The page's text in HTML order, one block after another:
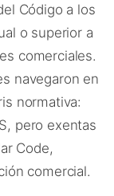
Código a los
o superior a
comerciales.
navegaron en
normativa:
pero exentas
Code,
comercial.